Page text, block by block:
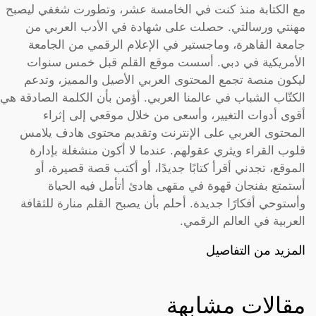
مع الكتابة منذ كنت في الخامسة عشر، وتطورت شغفي ليصبح
مهنتي ورسالتي. حصلت على شهادة في الأدب العربي من
جامعة القاهرة، وماجستير في الإعلام الرقمي من الجامعة
الأمريكية في دبي. أسست موقع القلم قبل خمس سنوات
ليكون منصة تجمع المحتوى العربي الأصيل والمميز، وتدعم
الكتّاب الشباب في عالمنا العربي. أؤمن بأن الكلمة الصادقة هي
أقوى أدوات التغيير، وأسعى من خلال موقعي إلى إثراء
المحتوى العربي على الإنترنت وتقديم محتوى هادف يلامس
قلوب القراء ويثري عقولهم. عندما لا أكون منشغلة بإدارة
الموقع، تجدني أقرأ كتابًا جديدًا، أو أكتب قصة قصيرة، أو
أستمتع بفنجان قهوة في مقهى هادئ أتأمل فيه الحياة
وأستوحي أفكارًا جديدة. أحلم بأن يصبح القلم منارة للثقافة
العربية في العالم الرقمي.
المزيد من التفاصيل
مقالات مشابهة